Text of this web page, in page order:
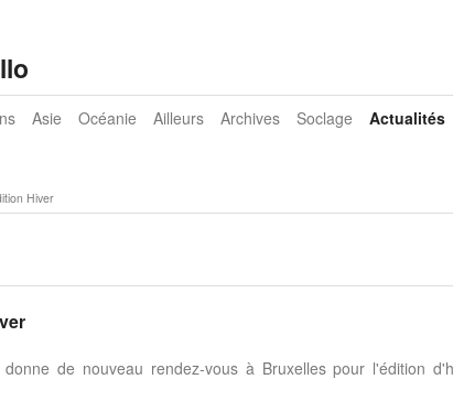
Asie Océanie Ailleurs Archives Soclage Actualités
Hiver
de nouveau rendez-vous à Bruxelles pour l'édition